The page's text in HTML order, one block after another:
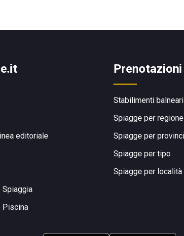
editoriale
Spiaggia
Piscina
Prenotazioni
Stabilimenti balneari
Spiagge per regione
Spiagge per
Spiagge per tipo
Spiagge per